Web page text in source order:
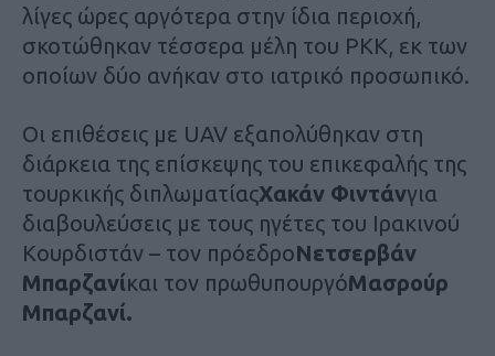
λίγες ώρες αργότερα στην ίδια περιοχή,
σκοτώθηκαν τέσσερα μέλη του PKK, εκ των
οποίων δύο ανήκαν στο ιατρικό προσωπικό.
Οι επιθέσεις με UAV εξαπολύθηκαν στη
διάρκεια της επίσκεψης του επικεφαλής της
τουρκικής διπλωματίαςΧακάν Φιντάνγια
διαβουλεύσεις με τους ηγέτες του Ιρακινού
Κουρδιστάν – τον πρόεδροΝετσερβάν
Μπαρζανίκαι τον πρωθυπουργόΜασρούρ
Μπαρζανί.